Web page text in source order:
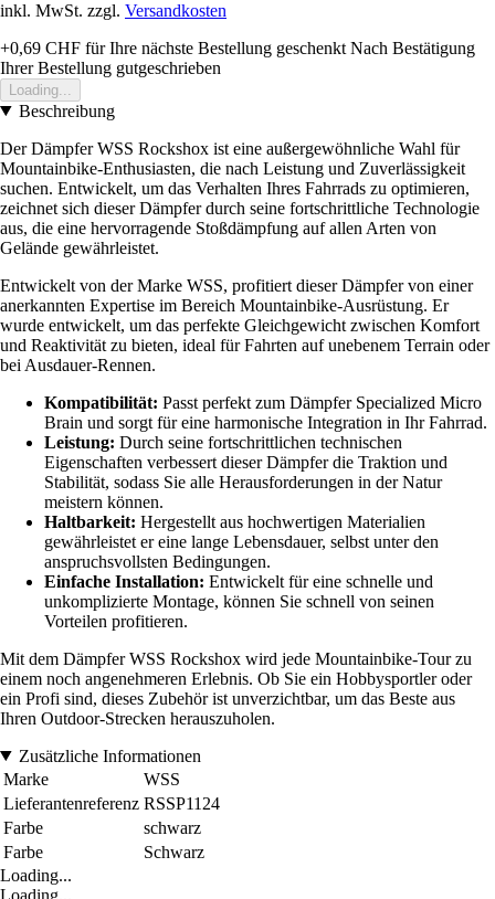
inkl. MwSt. zzgl. Versandkosten
+0,69 CHF für Ihre nächste Bestellung geschenkt Nach Bestätigung
Ihrer Bestellung gutgeschrieben
Loading...
Beschreibung
Der Dämpfer WSS Rockshox ist eine außergewöhnliche Wahl für
Mountainbike-Enthusiasten, die nach Leistung und Zuverlässigkeit
suchen. Entwickelt, um das Verhalten Ihres Fahrrads zu optimieren,
zeichnet sich dieser Dämpfer durch seine fortschrittliche Technologie
aus, die eine hervorragende Stoßdämpfung auf allen Arten von
Gelände gewährleistet.
Entwickelt von der Marke WSS, profitiert dieser Dämpfer von einer
anerkannten Expertise im Bereich Mountainbike-Ausrüstung. Er
wurde entwickelt, um das perfekte Gleichgewicht zwischen Komfort
und Reaktivität zu bieten, ideal für Fahrten auf unebenem Terrain oder
bei Ausdauer-Rennen.
Kompatibilität: Passt perfekt zum Dämpfer Specialized Micro
Brain und sorgt für eine harmonische Integration in Ihr Fahrrad.
Leistung: Durch seine fortschrittlichen technischen
Eigenschaften verbessert dieser Dämpfer die Traktion und
Stabilität, sodass Sie alle Herausforderungen in der Natur
meistern können.
Haltbarkeit: Hergestellt aus hochwertigen Materialien
gewährleistet er eine lange Lebensdauer, selbst unter den
anspruchsvollsten Bedingungen.
Einfache Installation: Entwickelt für eine schnelle und
unkomplizierte Montage, können Sie schnell von seinen
Vorteilen profitieren.
Mit dem Dämpfer WSS Rockshox wird jede Mountainbike-Tour zu
einem noch angenehmeren Erlebnis. Ob Sie ein Hobbysportler oder
ein Profi sind, dieses Zubehör ist unverzichtbar, um das Beste aus
Ihren Outdoor-Strecken herauszuholen.
Zusätzliche Informationen
Marke
WSS
Lieferantenreferenz RSSP1124
Farbe
schwarz
Farbe
Schwarz
Loading...
Loading...